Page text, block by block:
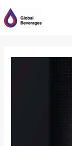
至
内